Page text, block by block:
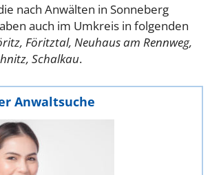
nach Anwälten in Sonneberg
auch im Umkreis in folgenden
Föritztal, Neuhaus am Rennweg,
Schalkau.
Anwaltsuche